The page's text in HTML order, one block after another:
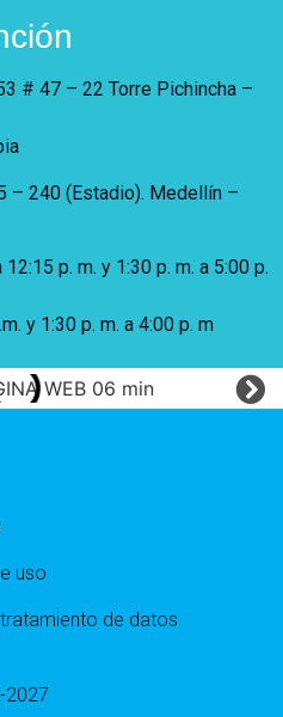
# 47 – 22 Torre Pichincha –
– 240 (Estadio). Medellín –
12:15 p. m. y 1:30 p. m. a 5:00 p.
y 1:30 p. m. a 4:00 p. m
uso
de datos
2027